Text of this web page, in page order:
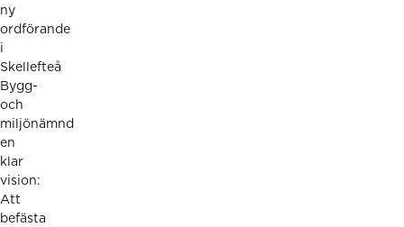
ny
ordförande
i
Skellefteå
Bygg-
och
miljönämnd
en
klar
vision:
Att
befästa